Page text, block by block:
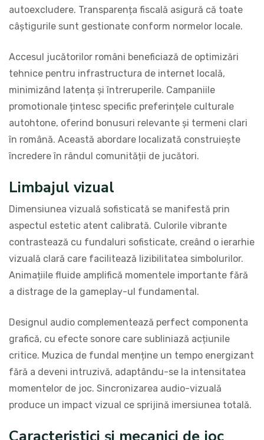
autoexcludere. Transparența fiscală asigură că toate
câștigurile sunt gestionate conform normelor locale.
Accesul jucătorilor români beneficiază de optimizări
tehnice pentru infrastructura de internet locală,
minimizând latența și întreruperile. Campaniile
promotionale țintesc specific preferințele culturale
autohtone, oferind bonusuri relevante și termeni clari
în română. Această abordare localizată construiește
încredere în rândul comunității de jucători.
Limbajul vizual
Dimensiunea vizuală sofisticată se manifestă prin
aspectul estetic atent calibrată. Culorile vibrante
contrastează cu fundaluri sofisticate, creând o ierarhie
vizuală clară care facilitează lizibilitatea simbolurilor.
Animațiile fluide amplifică momentele importante fără
a distrage de la gameplay-ul fundamental.
Designul audio complementează perfect componenta
grafică, cu efecte sonore care subliniază acțiunile
critice. Muzica de fundal menține un tempo energizant
fără a deveni intruzivă, adaptându-se la intensitatea
momentelor de joc. Sincronizarea audio-vizuală
produce un impact vizual ce sprijină imersiunea totală.